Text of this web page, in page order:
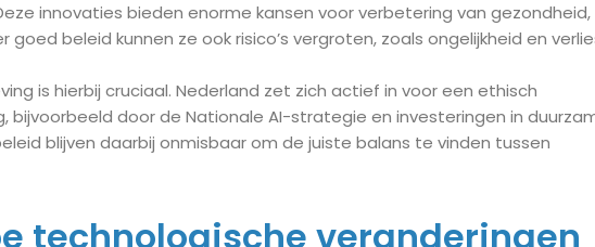
innovaties bieden enorme kansen voor verbetering van gezondheid,
beleid kunnen ze ook risico’s vergroten, zoals ongelijkheid en
is hierbij cruciaal. Nederland zet zich actief in voor een ethisch
bijvoorbeeld door de Nationale AI-strategie en investeringen in
blijven daarbij onmisbaar om de juiste balans te vinden tussen
technologische veranderingen